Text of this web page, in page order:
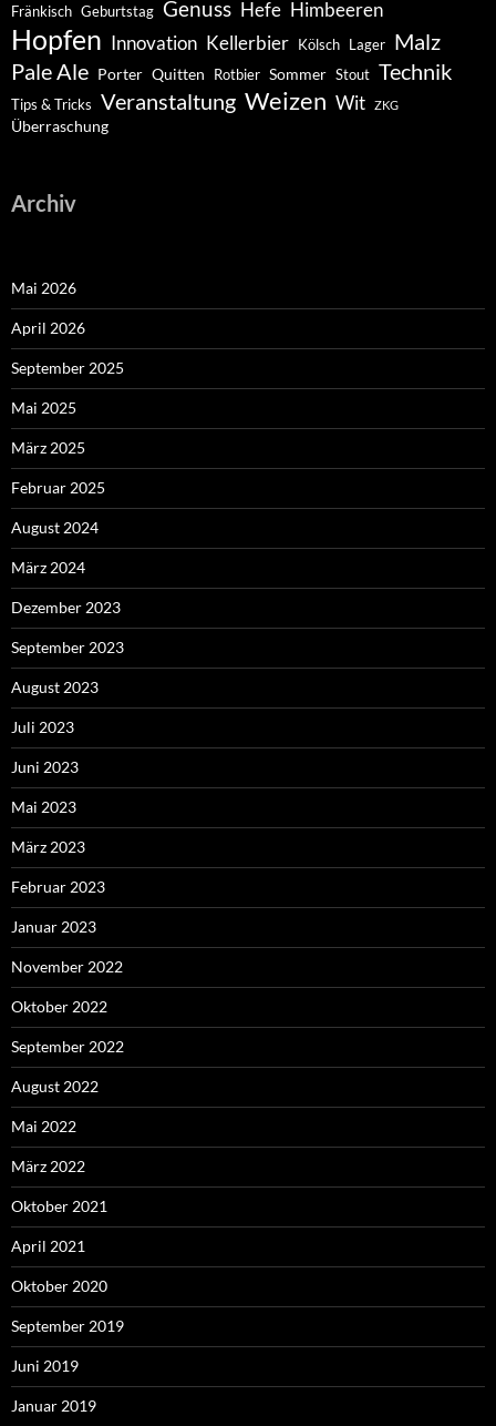
Fränkisch Geburtstag Genuss Hefe Himbeeren
Hopfen Innovation Kellerbier Kölsch Lager Malz
Pale Ale Porter Quitten Rotbier Sommer Stout Technik
Tips & Tricks Veranstaltung Weizen Wit ZKG
Überraschung
Archiv
Mai 2026
April 2026
September 2025
Mai 2025
März 2025
Februar 2025
August 2024
März 2024
Dezember 2023
September 2023
August 2023
Juli 2023
Juni 2023
Mai 2023
März 2023
Februar 2023
Januar 2023
November 2022
Oktober 2022
September 2022
August 2022
Mai 2022
März 2022
Oktober 2021
April 2021
Oktober 2020
September 2019
Juni 2019
Januar 2019